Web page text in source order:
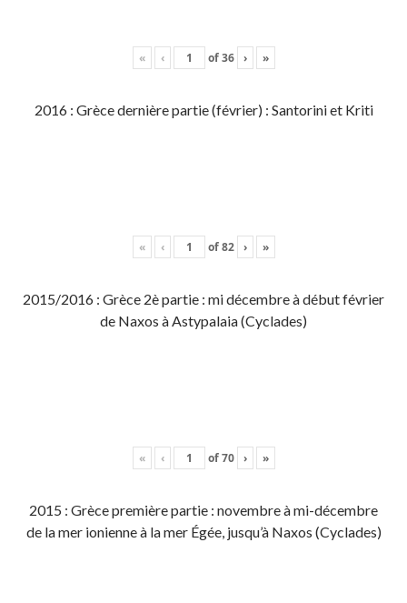
« ‹ of36 › »
2016 : Grèce dernière partie (février) : Santorini et Kriti
« ‹ of82 › »
2015/2016 : Grèce 2è partie : mi décembre à début février
de Naxos à Astypalaia (Cyclades)
« ‹ of70 › »
2015 : Grèce première partie : novembre à mi-décembre
de la mer ionienne à la mer Égée, jusqu’à Naxos (Cyclades)